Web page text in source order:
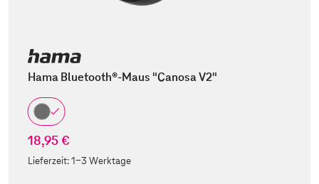
Hama Bluetooth®-Maus "Canosa V2"
18,95 €
Lieferzeit:1-3 Werktage